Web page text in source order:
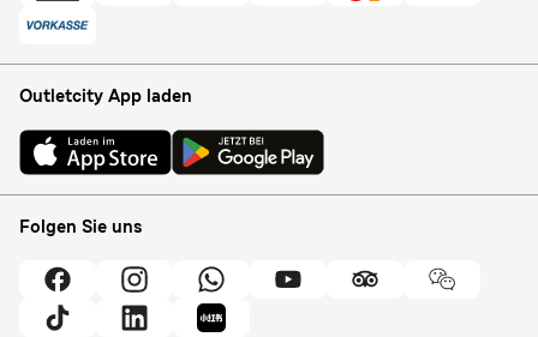
Outletcity App laden
Folgen Sie uns